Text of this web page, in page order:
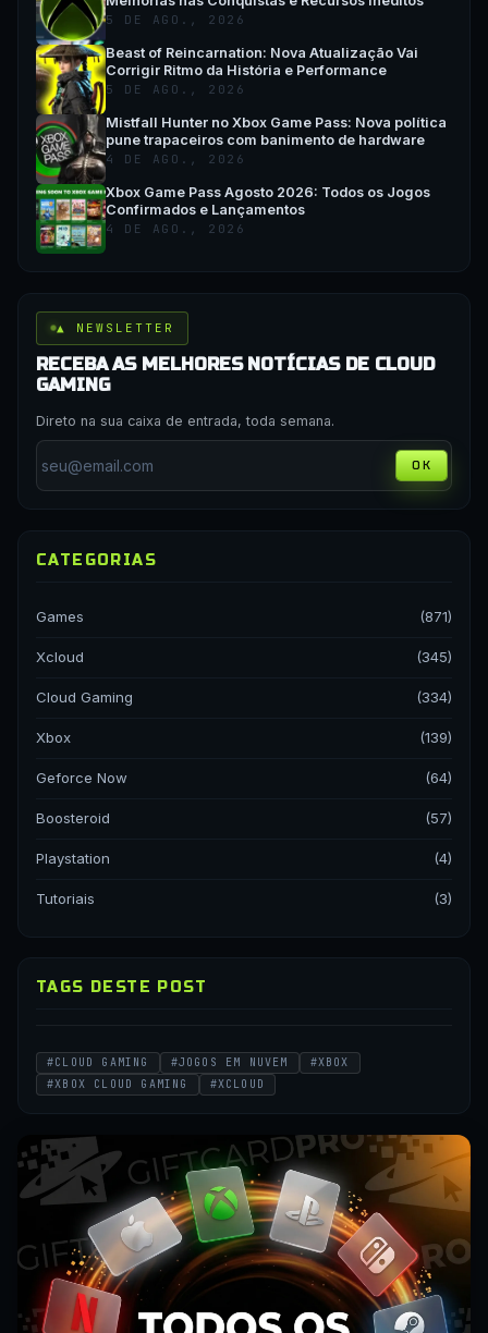
5 DE AGO., 2026
Beast of Reincarnation: Nova Atualização Vai
Corrigir Ritmo da História e Performance
5 DE AGO., 2026
Mistfall Hunter no Xbox Game Pass: Nova política
pune trapaceiros com banimento de hardware
4 DE AGO., 2026
Xbox Game Pass Agosto 2026: Todos os Jogos
Confirmados e Lançamentos
4 DE AGO., 2026
▲ NEWSLETTER
RECEBA AS MELHORES NOTÍCIAS DE CLOUD
GAMING
Direto na sua caixa de entrada, toda semana.
OK
CATEGORIAS
Games (871)
Xcloud (345)
Cloud Gaming (334)
Xbox (139)
Geforce Now (64)
Boosteroid (57)
Playstation (4)
Tutoriais (3)
TAGS DESTE POST
#CLOUD GAMING #JOGOS EM NUVEM
#XBOX
#XBOX CLOUD GAMING
#XCLOUD